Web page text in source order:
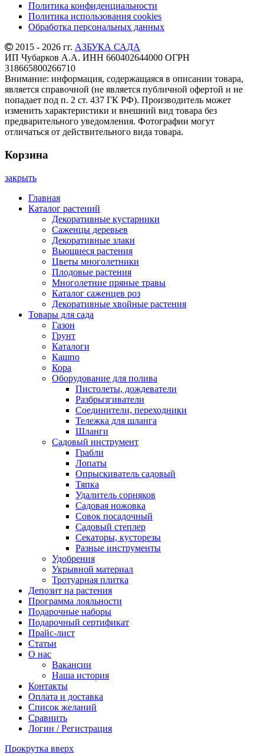
Политика конфиденциальности
Политика использования cookies
Обработка персональных данных
2015 - 2026 гг. АЗБУКА САДА
ИП Чубарков А.А. ИНН 660402644000 ОГРН
318665800266710
Внимание: информация, содержащаяся в описании товара,
является справочной (не является публичной офертой и не
попадает под п. 2 ст. 437 ГК РФ). Производитель может
изменить характеристики и внешний вид товара без
предварительного уведомления. Фотографии могут
отличаться от действительного вида товара.
Корзина
закрыть
Главная
Каталог растений
Декоративные кустарники
Саженцы деревьев
Декоративные злаки
Вьющиеся растения
Цветы многолетники
Плодовые растения
Многолетние пряные травы
Каталог саженцев роз
Декоративные хвойные растения
Товары для сада
Газон
Грунт
Каталоги
Кашпо
Кора
Оборудование для полива
Пистолеты, дождеватели
Разбрызгиватели
Соединители, переходники
Тележка для шланга
Шланги
Садовый инструмент
Грабли
Лопаты
Опрыскиватель садовый
Тяпка
Удалитель сорняков
Садовая ножовка
Совок посадочный
Садовый степлер
Секаторы, кусторезы
Разные инструменты
Удобрения
Укрывной материал
Тротуарная плитка
Депозит на растения
Программа лояльности
Подарочные наборы
Подарочный сертификат
Прайс-лист
Статьи
О нас
Вакансии
Наша история
Контакты
Оплата и доставка
Список желаний
Сравнить
Логин / Регистрация
Прокрутка вверх